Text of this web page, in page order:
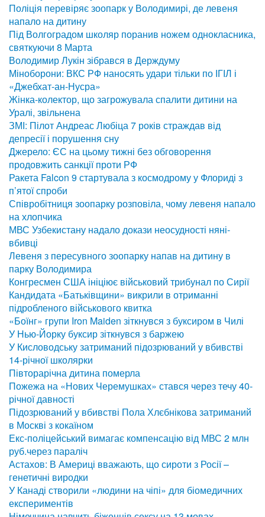
Поліція перевіряє зоопарк у Володимирі, де левеня
напало на дитину
Під Волгоградом школяр поранив ножем однокласника,
святкуючи 8 Марта
Володимир Лукін зібрався в Держдуму
Міноборони: ВКС РФ наносять удари тільки по ІГІЛ і
«Джебхат-ан-Нусра»
Жінка-колектор, що загрожувала спалити дитини на
Уралі, звільнена
ЗМІ: Пілот Андреас Любіца 7 років страждав від
депресії і порушення сну
Джерело: ЄС на цьому тижні без обговорення
продовжить санкції проти РФ
Ракета Falcon 9 стартувала з космодрому у Флориді з
п’ятої спроби
Співробітниця зоопарку розповіла, чому левеня напало
на хлопчика
МВС Узбекистану надало докази неосудності няні-
вбивці
Левеня з пересувного зоопарку напав на дитину в
парку Володимира
Конгресмен США ініціює військовий трибунал по Сирії
Кандидата «Батьківщини» викрили в отриманні
підробленого військового квитка
«Боїнг» групи Iron Maiden зіткнувся з буксиром в Чилі
У Нью-Йорку буксир зіткнувся з баржею
У Кисловодську затриманий підозрюваний у вбивстві
14-річної школярки
Півторарічна дитина померла
Пожежа на «Нових Черемушках» стався через течу 40-
річної давності
Підозрюваний у вбивстві Пола Хлєбнікова затриманий
в Москві з кокаїном
Екс-поліцейський вимагає компенсацію від МВС 2 млн
руб.через параліч
Астахов: В Америці вважають, що сироти з Росії –
генетичні виродки
У Канаді створили «людини на чіпі» для біомедичних
експериментів